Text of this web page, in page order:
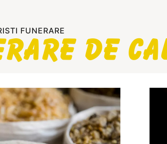
FUNERARE
de